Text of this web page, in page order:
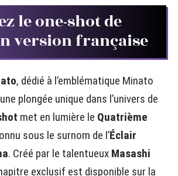
le one-shot de
version française
, dédié à l’emblématique Minato
plongée unique dans l’univers de
met en lumière le Quatrième
sous le surnom de l’Éclair
. Créé par le talentueux Masashi
exclusif est disponible sur la